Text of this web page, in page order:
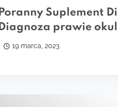
Poranny Suplement
Diagnoza prawie
19 marca, 2023